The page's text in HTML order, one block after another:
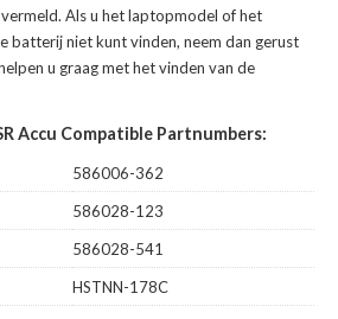
Als u het laptopmodel of het
batterij niet kunt vinden, neem dan gerust
u graag met het vinden van de
Accu Compatible Partnumbers:
586006-362
586028-123
586028-541
HSTNN-178C